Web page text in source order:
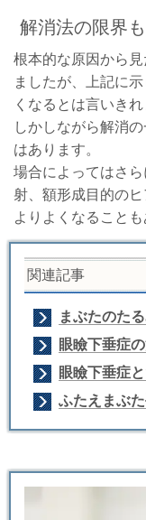
解消法の限界
根本的な原因から
ましたが、上記に
くなるとは言いきれ
しかしながら解消
はあります。
場合によってはさ
射、額形成目的の
よりよくなることも
関連記事
まぶたのた
眼瞼下垂症
眼瞼下垂症
ふたえまぶ